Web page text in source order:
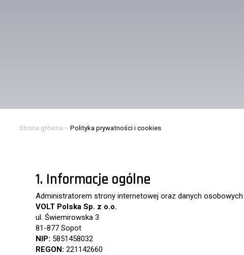
Strona główna – Polityka prywatności i cookies
1. Informacje ogólne
Administratorem strony internetowej oraz danych osobowych
VOLT Polska Sp. z o.o.
ul. Świemirowska 3
81-877 Sopot
NIP: 5851458032
REGON: 221142660